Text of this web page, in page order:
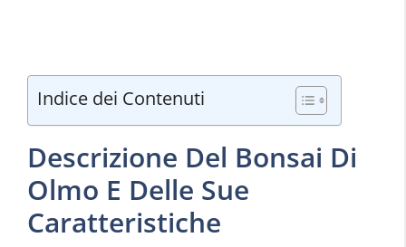
Indice dei Contenuti
Descrizione Del Bonsai Di
Olmo E Delle Sue
Caratteristiche